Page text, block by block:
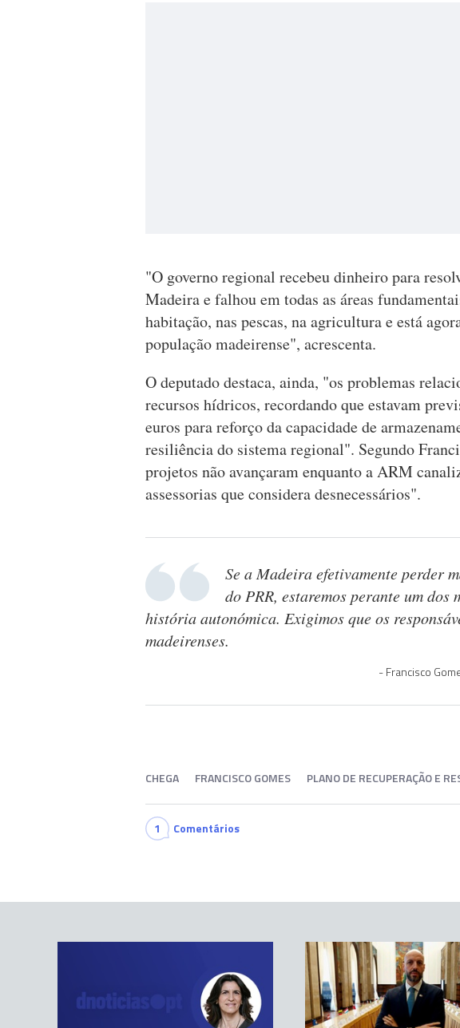
"O governo regional recebeu dinheiro para
Madeira e falhou em todas as áreas
habitação, nas pescas, na agricultura e está
população madeirense", acrescenta.
O deputado destaca, ainda, "os problemas
recursos hídricos, recordando que estavam
euros para reforço da capacidade de
resiliência do sistema regional". Segundo
projetos não avançaram enquanto a ARM
assessorias que considera desnecessários".
Se a Madeira efetivamente perder
do PRR, estaremos perante um
história autonómica. Exigimos que os
madeirenses.
Francisco
CHEGA FRANCISCO GOMES PLANO DE RECUPERAÇÃO E
1 Comentários